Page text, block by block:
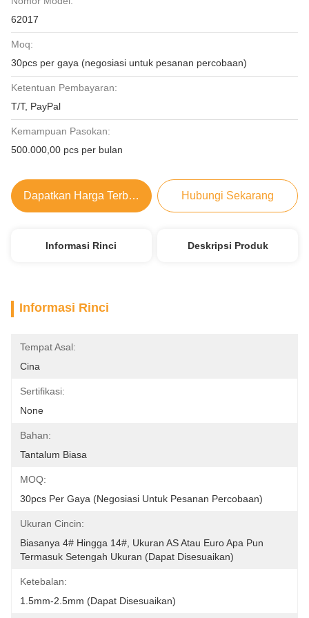
62017
Moq:
30pcs per gaya (negosiasi untuk pesanan percobaan)
Ketentuan Pembayaran:
T/T, PayPal
Kemampuan Pasokan:
500.000,00 pcs per bulan
Dapatkan Harga Terbaik Hubungi Sekarang
Informasi Rinci Deskripsi Produk
Informasi Rinci
Tempat Asal:
Cina
Sertifikasi:
None
Bahan:
Tantalum Biasa
MOQ:
30pcs Per Gaya (negosiasi Untuk Pesanan Percobaan)
Ukuran Cincin:
Biasanya 4# Hingga 14#, Ukuran AS Atau Euro Apa Pun
Termasuk Setengah Ukuran (dapat Disesuaikan)
Ketebalan:
1.5mm-2.5mm (dapat Disesuaikan)